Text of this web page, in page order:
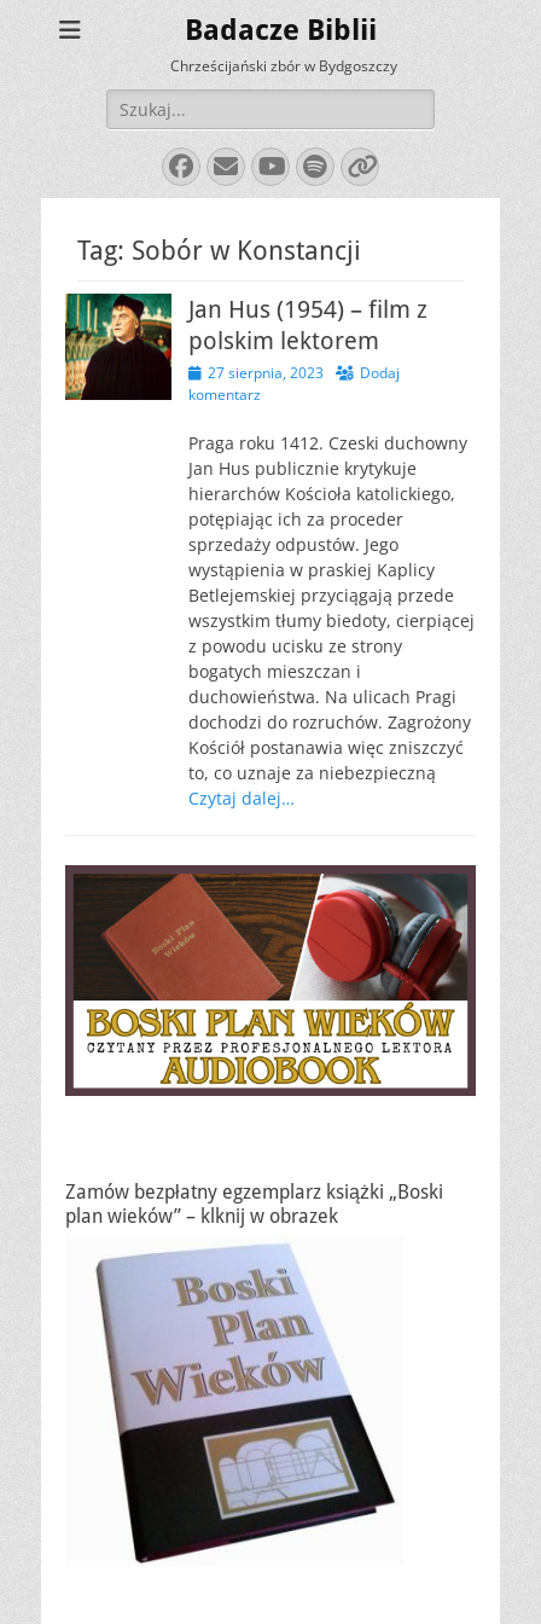
Badacze Biblii
Chrześcijański zbór w Bydgoszczy
Szukaj:
Facebook
E-
mail
YouTube
Spotify
Link
Tag: Sobór w Konstancji
Jan Hus (1954) – film z
polskim lektorem
Opublikowano
27 sierpnia, 2023
Dodaj
komentarz
Praga roku 1412. Czeski duchowny
Jan Hus publicznie krytykuje
hierarchów Kościoła katolickiego,
potępiając ich za proceder
sprzedaży odpustów. Jego
wystąpienia w praskiej Kaplicy
Betlejemskiej przyciągają przede
wszystkim tłumy biedoty, cierpiącej
z powodu ucisku ze strony
bogatych mieszczan i
duchowieństwa. Na ulicach Pragi
dochodzi do rozruchów. Zagrożony
Kościół postanawia więc zniszczyć
to, co uznaje za niebezpieczną
Czytaj dalej…
Zamów bezpłatny egzemplarz książki „Boski
plan wieków” – klknij w obrazek